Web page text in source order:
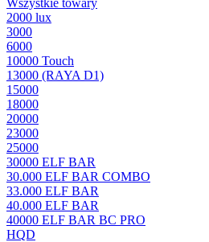
Wszystkie towary
2000 lux
3000
6000
10000 Touch
13000 (RAYA D1)
15000
18000
20000
23000
25000
30000 ELF BAR
30.000 ELF BAR COMBO
33.000 ELF BAR
40.000 ELF BAR
40000 ELF BAR BC PRO
HQD